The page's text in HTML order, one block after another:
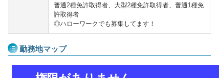
普通2種免許取得者、大型2種免許取得者、普通1種免
許取得者
◎ハローワークでも募集してます！
勤務地マップ